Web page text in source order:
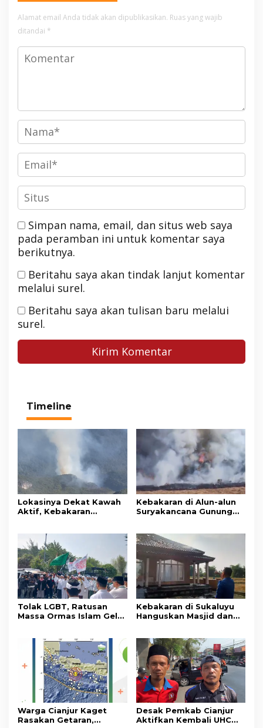
Alamat email Anda tidak akan dipublikasikan. Ruas yang wajib
ditandai *
Simpan nama, email, dan situs web saya
pada peramban ini untuk komentar saya
berikutnya.
Beritahu saya akan tindak lanjut komentar
melalui surel.
Beritahu saya akan tulisan baru melalui
surel.
Timeline
Lokasinya Dekat Kawah
Aktif, Kebakaran
Pangrango
Kebakaran di Alun-alun
Suryakancana Gunung
Masih Bersiaga
Tolak LGBT, Ratusan
Massa Ormas Islam Gelar
Kebakaran di Sukaluyu
Hanguskan Masjid dan
Warga Cianjur Kaget
Rasakan Getaran,
Desak Pemkab Cianjur
Aktifkan Kembali UHC